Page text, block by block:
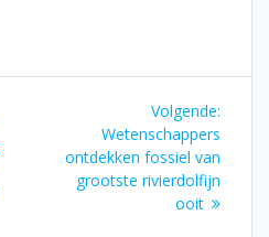
Volgende:
Wetenschappers
ontdekken fossiel van
grootste rivierdolfijn
ooit